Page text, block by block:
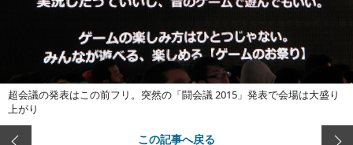
超会議の発表はこの前フリ。突然の「闘会議 2015」発表で会場は大盛り
上がり
この記事へ戻る